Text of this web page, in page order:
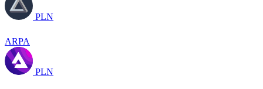
PLN
ARPA
PLN